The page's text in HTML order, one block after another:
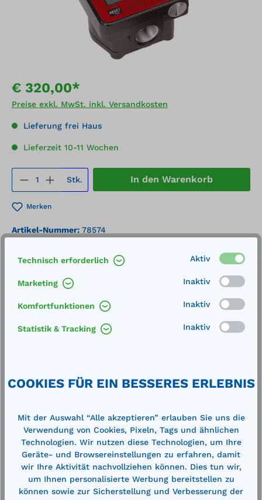
€ 320,00*
Preise exkl. MwSt. inkl. Versandkosten
Lieferung frei Haus
Lieferzeit 10-11 Wochen
Produkt Anzahl: Gib den
Stk. In den Warenkorb
Merken
Artikel-Nummer: 78574
Technische Daten
Technisch erforderlich Aktiv
Marketing Inaktiv
Komfortfunktionen Inaktiv
Statistik & Tracking Inaktiv
COOKIES FÜR EIN BESSERES ERLEBNIS
Mit der Auswahl “Alle akzeptieren” erlauben Sie uns die
Verwendung von Cookies, Pixeln, Tags und ähnlichen
Technologien. Wir nutzen diese Technologien, um Ihre
Geräte- und Browsereinstellungen zu erfahren, damit
wir Ihre Aktivität nachvollziehen können. Dies tun wir,
um Ihnen personalisierte Werbung bereitstellen zu
können sowie zur Sicherstellung und Verbesserung der